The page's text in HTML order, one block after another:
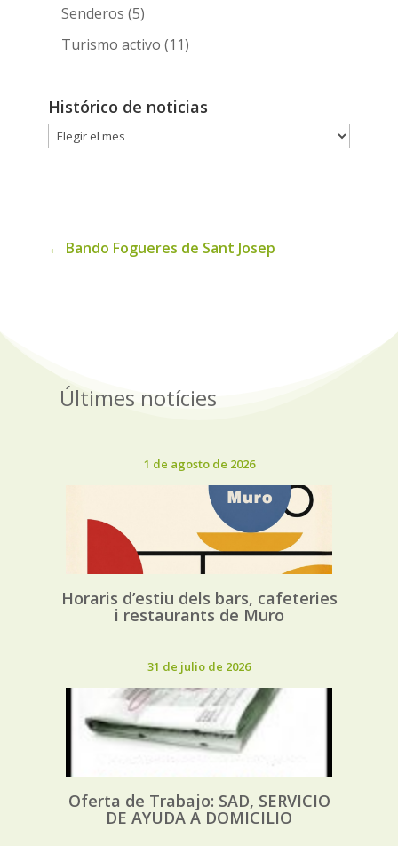
Senderos (5)
Turismo activo (11)
Histórico de noticias
Histórico
← Bando Fogueres de Sant Josep
Últimes notícies
1 de agosto de 2026
Horaris d’estiu dels bars, cafeteries
i restaurants de Muro
31 de julio de 2026
Oferta de Trabajo: SAD, SERVICIO
DE AYUDA A DOMICILIO